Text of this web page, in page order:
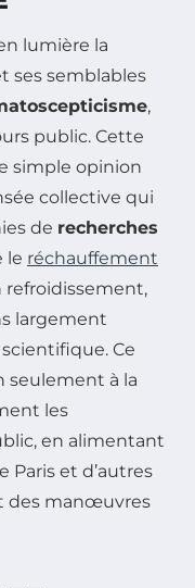
lumière la
ses semblables
,
public. Cette
simple opinion
collective qui
de recherches
le réchauffement
refroidissement,
largement
Ce
seulement à la
les
en alimentant
Paris et d’autres
des manœuvres